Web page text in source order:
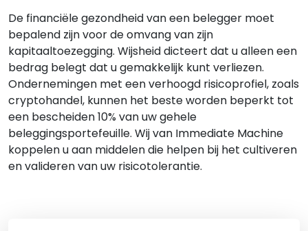
De financiële gezondheid van een belegger moet
bepalend zijn voor de omvang van zijn
kapitaaltoezegging. Wijsheid dicteert dat u alleen een
bedrag belegt dat u gemakkelijk kunt verliezen.
Ondernemingen met een verhoogd risicoprofiel, zoals
cryptohandel, kunnen het beste worden beperkt tot
een bescheiden 10% van uw gehele
beleggingsportefeuille. Wij van Immediate Machine
koppelen u aan middelen die helpen bij het cultiveren
en valideren van uw risicotolerantie.